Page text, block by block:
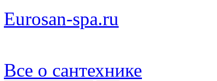
Eurosan-spa.ru
Все о сантехнике